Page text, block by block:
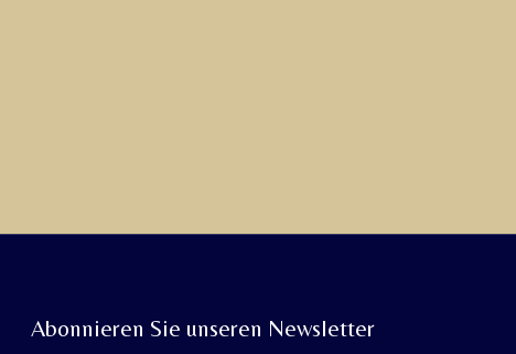
Abonnieren Sie unseren Newsletter